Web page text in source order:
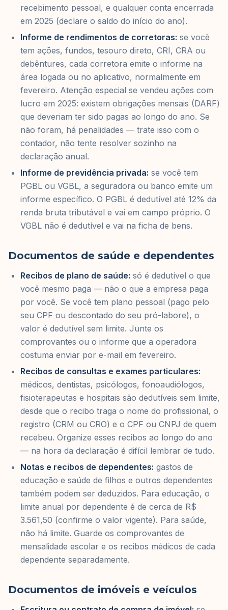
recebimento pessoal, e qualquer conta encerrada
em 2025 (declare o saldo do início do ano).
Informe de rendimentos de corretoras: se você
tem ações, fundos, tesouro direto, CRI, CRA ou
debêntures, cada corretora emite o informe na
área logada ou no aplicativo, normalmente em
fevereiro. Atenção especial se vendeu ações com
lucro em 2025: existem obrigações mensais (DARF)
que deveriam ter sido pagas ao longo do ano. Se
não foram, há penalidades — trate isso com o
contador, não tente resolver sozinho na
declaração anual.
Informe de previdência privada: se você tem
PGBL ou VGBL, a seguradora ou banco emite um
informe específico. O PGBL é dedutível até 12% da
renda bruta tributável e vai em campo próprio. O
VGBL não é dedutível e vai na ficha de bens.
Documentos de saúde e dependentes
Recibos de plano de saúde: só é dedutível o que
você mesmo paga — não o que a empresa paga
por você. Se você tem plano pessoal (pago pelo
seu CPF ou descontado do seu pró-labore), o
valor é dedutível sem limite. Junte os
comprovantes ou o informe que a operadora
costuma enviar por e-mail em fevereiro.
Recibos de consultas e exames particulares:
médicos, dentistas, psicólogos, fonoaudiólogos,
fisioterapeutas e hospitais são dedutíveis sem limite,
desde que o recibo traga o nome do profissional, o
registro (CRM ou CRO) e o CPF ou CNPJ de quem
recebeu. Organize esses recibos ao longo do ano
— na hora da declaração é difícil lembrar de tudo.
Notas e recibos de dependentes: gastos de
educação e saúde de filhos e outros dependentes
também podem ser deduzidos. Para educação, o
limite anual por dependente é de cerca de R$
3.561,50 (confirme o valor vigente). Para saúde,
não há limite. Guarde os comprovantes de
mensalidade escolar e os recibos médicos de cada
dependente separadamente.
Documentos de imóveis e veículos